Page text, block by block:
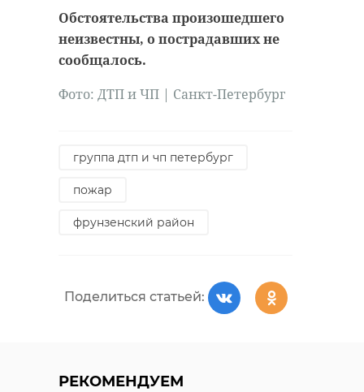
Обстоятельства произошедшего
неизвестны, о пострадавших не
сообщалось.
Фото: ДТП и ЧП | Санкт-Петербург
группа дтп и чп петербург
пожар
фрунзенский район
Поделиться статьей:
РЕКОМЕНДУЕМ
Впереди шпаклевка дома,
утепление пенькой,
антибиологическая и
рассекретят документы 100-
летней давности и, может тогда,
удастся узнать, какой была жизнь
в Сосновом Бору.
история сосновый бор
Поделиться статьей: